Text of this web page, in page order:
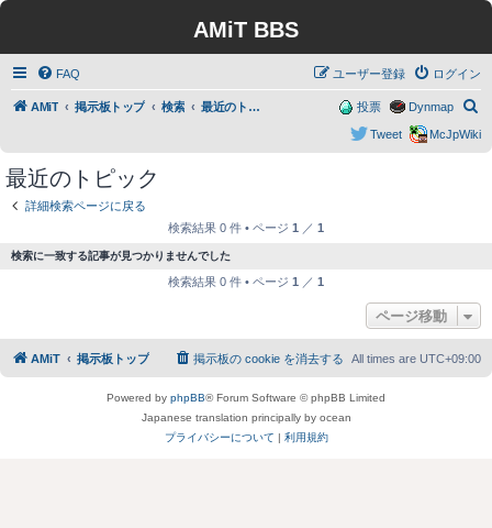
AMiT BBS
FAQ ログイン
ユーザー登録
AMiT 掲示板トップ 検索 最近のトピック
索
Dynmap
投票
McJpWiki
Tweet
最近のトピック
詳細検索ページに戻る
検索結果 0 件 • ページ 1 ／ 1
検索に一致する記事が見つかりませんでした
検索結果 0 件 • ページ 1 ／ 1
ページ移動
AMiT 掲示板トップ All times are UTC+09:00
掲示板の cookie を消去する
Powered by phpBB® Forum Software © phpBB Limited
Japanese translation principally by ocean
プライバシーについて | 利用規約